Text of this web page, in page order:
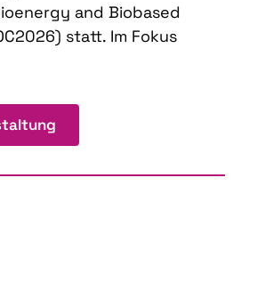
and Biobased
statt. Im Fokus